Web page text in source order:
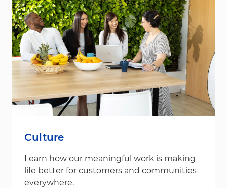
Culture
Learn how our meaningful work is making
life better for customers and communities
everywhere.